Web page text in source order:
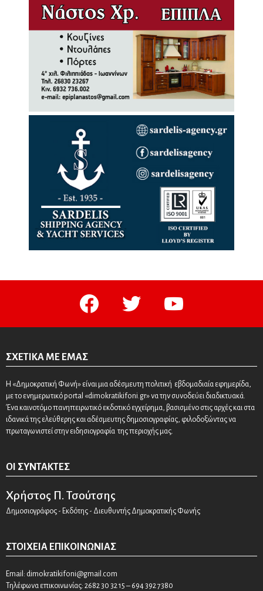
facebook twitter youtube
ΣΧΕΤΙΚΆ ΜΕ ΕΜΆΣ
Η «Δημοκρατική Φωνή» είναι μια αδέσμευτη πολιτική εβδομαδιαία εφημερίδα,
με το ενημερωτικό portal «dimokratikifoni.gr» να την συνοδεύει διαδικτυακά.
Ένα καινοτόμο πανηπειρωτικό εκδοτικό εγχείρημα, βασισμένο στις αρχές και στα
ιδανικά της ελεύθερης και αδέσμευτης δημοσιογραφίας, φιλοδοξώντας να
πρωταγωνιστεί στην ειδησιογραφία της περιοχής μας.
ΟΙ ΣΥΝΤΆΚΤΕΣ
Χρήστος Π. Τσούτσης
Δημοσιογράφος - Εκδότης - Διευθυντής Δημοκρατικής Φωνής
ΣΤΟΙΧΕΊΑ ΕΠΙΚΟΙΝΩΝΊΑΣ
Email: dimokratikifoni@gmail.com
Τηλέφωνα επικοινωνίας: 2682 30 32 15 – 694 392 7380